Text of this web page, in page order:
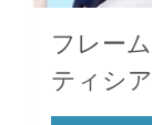
フレー